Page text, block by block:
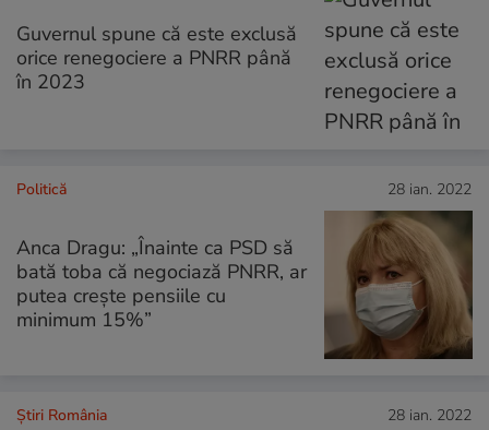
Guvernul spune că este exclusă
orice renegociere a PNRR până
în 2023
Politică 28 ian. 2022
Anca Dragu: „Înainte ca PSD să
bată toba că negociază PNRR, ar
putea crește pensiile cu
minimum 15%”
Știri România 28 ian. 2022